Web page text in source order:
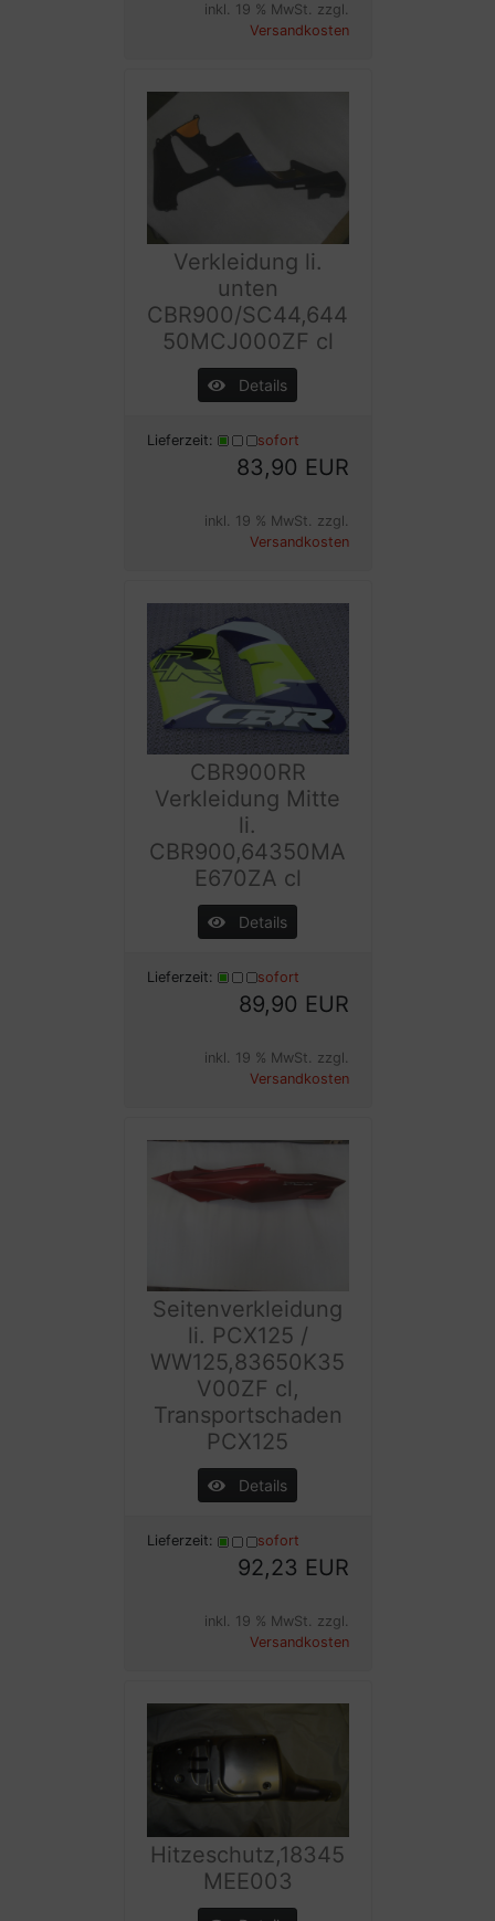
inkl. 19 % MwSt. zzgl.
Versandkosten
Verkleidung li.
unten
CBR900/SC44,644
50MCJ000ZF cl
Details
Lieferzeit: sofort
83,90 EUR
inkl. 19 % MwSt. zzgl.
Versandkosten
CBR900RR
Verkleidung Mitte
li.
CBR900,64350MA
E670ZA cl
Details
Lieferzeit: sofort
89,90 EUR
inkl. 19 % MwSt. zzgl.
Versandkosten
Seitenverkleidung
li. PCX125 /
WW125,83650K35
V00ZF cl,
Transportschaden
PCX125
Details
Lieferzeit: sofort
92,23 EUR
inkl. 19 % MwSt. zzgl.
Versandkosten
Hitzeschutz,18345
MEE003